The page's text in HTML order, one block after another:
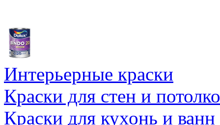
Интерьерные краски
Краски для стен и
Краски для кухонь и ванн